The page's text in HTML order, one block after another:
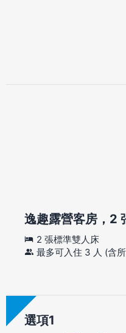
逸趣露營客房，2
2 張標準雙人床
最多可入住 3 人 (含
選項